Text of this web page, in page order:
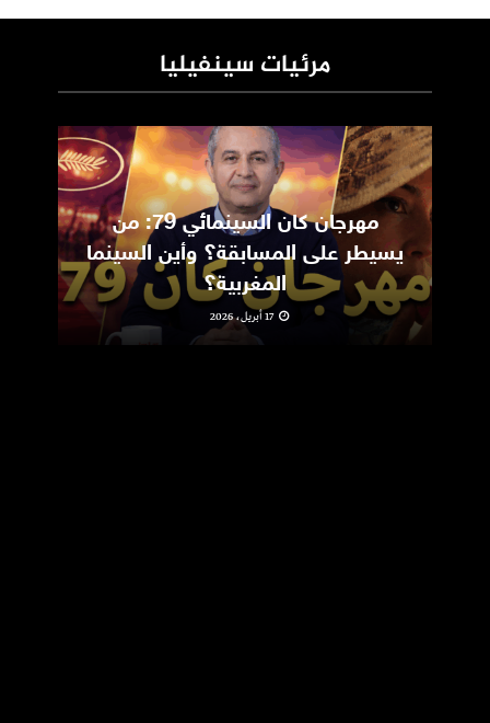
مرئيات سينفيليا
مهرجان كان السينمائي 79: من
يسيطر على المسابقة؟ وأين السينما
المغربية؟
17 أبريل، 2026